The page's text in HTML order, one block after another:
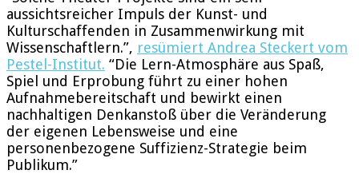
aussichtsreicher Impuls der Kunst- und
Kulturschaffenden in Zusammenwirkung mit
Wissenschaftlern.”, resümiert Andrea Steckert vom
Pestel-Institut. “Die Lern-Atmosphäre aus Spaß,
Spiel und Erprobung führt zu einer hohen
Aufnahmebereitschaft und bewirkt einen
nachhaltigen Denkanstoß über die Veränderung
der eigenen Lebensweise und eine
personenbezogene Suffizienz-Strategie beim
Publikum.”